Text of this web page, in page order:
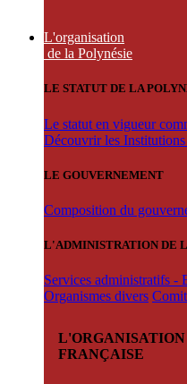
L'organisation
de la Polynésie
LE STATUT DE LA
Le statut en vigueur
Découvrir les
LE GOUVERNEMENT
Composition du
L'ADMINISTRATION DE
Services administratifs -
Organismes divers
FRANÇAISE